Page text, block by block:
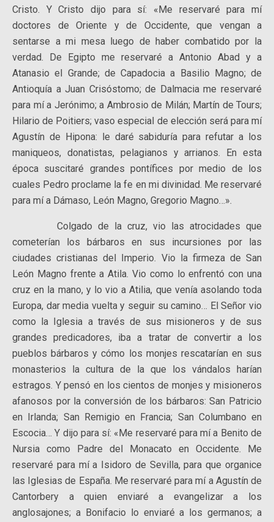
Cristo. Y Cristo dijo para sí: «Me reservaré para mí
doctores de Oriente y de Occidente, que vengan a
sentarse a mi mesa luego de haber combatido por la
verdad. De Egipto me reservaré a Antonio Abad y a
Atanasio el Grande; de Capadocia a Basilio Magno; de
Antioquía a Juan Crisóstomo; de Dalmacia me reservaré
para mí a Jerónimo; a Ambrosio de Milán; Martín de Tours;
Hilario de Poitiers; vaso especial de elección será para mí
Agustín de Hipona: le daré sabiduría para refutar a los
maniqueos, donatistas, pelagianos y arrianos. En esta
época suscitaré grandes pontífices por medio de los
cuales Pedro proclame la fe en mi divinidad. Me reservaré
para mí a Dámaso, León Magno, Gregorio Magno…».
Colgado de la cruz, vio las atrocidades que
cometerían los bárbaros en sus incursiones por las
ciudades cristianas del Imperio. Vio la firmeza de San
León Magno frente a Atila. Vio como lo enfrentó con una
cruz en la mano, y lo vio a Atilia, que venía asolando toda
Europa, dar media vuelta y seguir su camino… El Señor vio
como la Iglesia a través de sus misioneros y de sus
grandes predicadores, iba a tratar de convertir a los
pueblos bárbaros y cómo los monjes rescatarían en sus
monasterios la cultura de la que los vándalos harían
estragos. Y pensó en los cientos de monjes y misioneros
afanosos por la conversión de los bárbaros: San Patricio
en Irlanda; San Remigio en Francia; San Columbano en
Escocia… Y dijo para sí: «Me reservaré para mí a Benito de
Nursia como Padre del Monacato en Occidente. Me
reservaré para mí a Isidoro de Sevilla, para que organice
las Iglesias de España. Me reservaré para mí a Agustín de
Cantorbery a quien enviaré a evangelizar a los
anglosajones; a Bonifacio lo enviaré a los germanos; a